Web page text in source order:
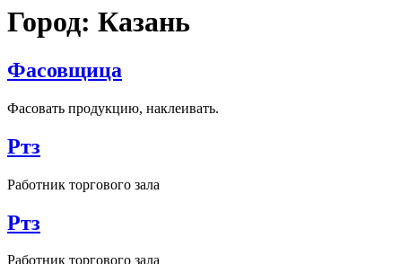
Город: Казань
Фасовщица
Фасовать продукцию, наклеивать.
Ртз
Работник торгового зала
Ртз
Работник торгового зала